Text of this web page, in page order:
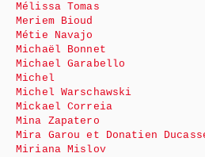
Mélissa Tomas
Meriem Bioud
Métie Navajo
Michaël Bonnet
Michael Garabello
Michel
Michel Warschawski
Mickael Correia
Mina Zapatero
Mira Garou et Donatien
Miriana Mislov